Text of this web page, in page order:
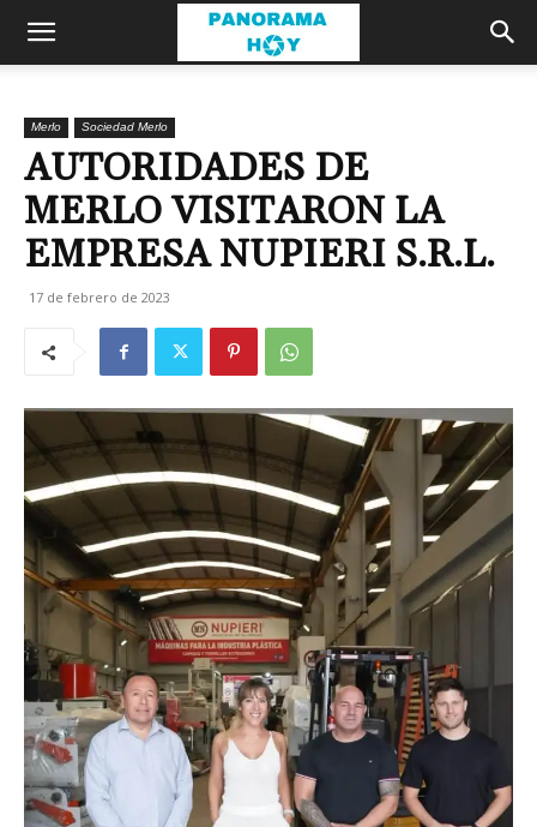
Merlo Sociedad Merlo
AUTORIDADES DE
MERLO VISITARON LA
EMPRESA NUPIERI S.R.L.
17 de febrero de 2023